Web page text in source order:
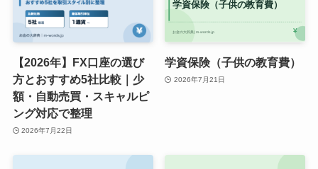
【2026年】FX口座の選び
方とおすすめ5社比較｜少
額・自動売買・スキャルピ
ング対応で整理
2026年7月22日
学資保険（子供の教育費）
2026年7月21日